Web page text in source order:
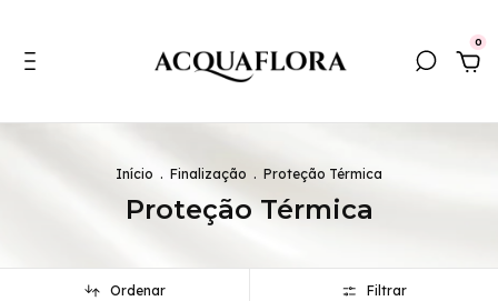
0
Início . Finalização . Proteção Térmica
Proteção Térmica
Ordenar Filtrar